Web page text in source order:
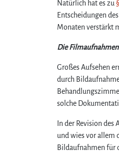
Natürlich hat es zu
Entscheidungen
Monaten verstärkt
Die
Großes Aufsehen
durch
solche
In der Revision
und wies vor allem
Bildaufnahmen für